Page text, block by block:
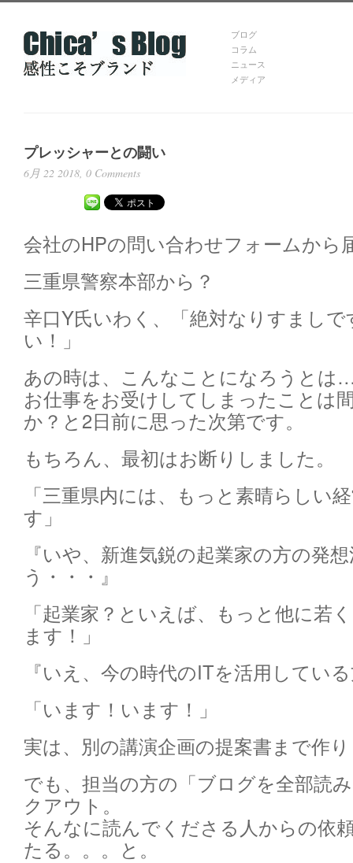
ブログ
コラム
ニュース
メディア
プレッシャーとの闘い
6月 22 2018, 0 Comments
会社のHPの問い合わせフォームから
三重県警察本部から？
辛口Y氏いわく、「絶対なりすまし
い！」
あの時は、こんなことになろうとは
お仕事をお受けしてしまったことは
か？と2日前に思った次第です。
もちろん、最初はお断りしました。
「三重県内には、もっと素晴らしい
す」
『いや、新進気鋭の起業家の方の発
う・・・』
「起業家？といえば、もっと他に若
ます！」
『いえ、今の時代のITを活用してい
「います！います！」
実は、別の講演企画の提案書まで作
でも、担当の方の「ブログを全部読
クアウト。
そんなに読んでくださる人からの依
たる。。。と。